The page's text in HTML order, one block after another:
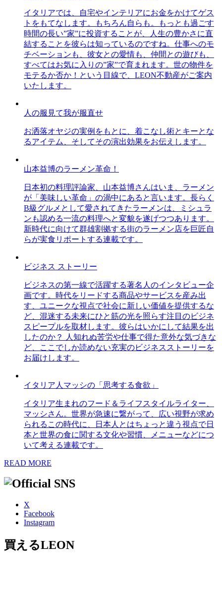
イタリアでは、自宅やインテリアにお金をかけてゲス
トをもてなします。もちろん自らも。もっとも過ごす
時間の長い”家”に投資することが、人生の豊かさに直
結することを彼らは知っているのですね。仕事へのモ
チベーションも、彼女との愛情も、仲間との遊びも、
すべてはお気に入りの”家”で育まれます。世の物件を
モテるか否か！という目線で、LEON不動産がご案内
いたします。
人の服見て我が服直せ
お洒落オヤジの実例をもとに、着こなし術とキーとな
るアイテム、そしてその演出効果をお伝えします。
山本益博のラーメン革命！
日本初の料理評論家、山本益博さんはいま、ラーメン
が「美味しい革命」の渦中にあると言います。長らく
B級グルメとして愛されてきたラーメンは、ミシュラ
ンも認める一流の料理へと変貌を遂げつつあります。
新時代に向けて群雄割拠する街のラーメン店を巨匠自
らが実食リポートする連載です。
ビジネス ストーリー
ビジネスの第一線で活躍する著名人のインタビュー企
画です。時代をリードする商品やサービスを産み出
す、ユニークな視点で社会に新しい価値を提供するな
ど、混迷する未来にひと筋の光を照らす注目のビジネ
スピープルを取材します。彼らはいかにして結果を出
したのか？ 人知れぬ苦労や仕事で得た意外な気づきな
ど、ここでしか読めない充実のビジネスストーリーを
お届けします。
イタリア人マッシの「思考する食欲」
イタリア生まれのフード＆ライフスタイルライター、
マッシさん。世界が急速に繋がって、広い視野が求め
られるこの時代に、日本人とはちょっと違う視点で日
本と世界の食に関する文化や習慣、メニューなどにつ
いて考える連載です。
READ MORE
X
Facebook
Instagram
買えるLEON